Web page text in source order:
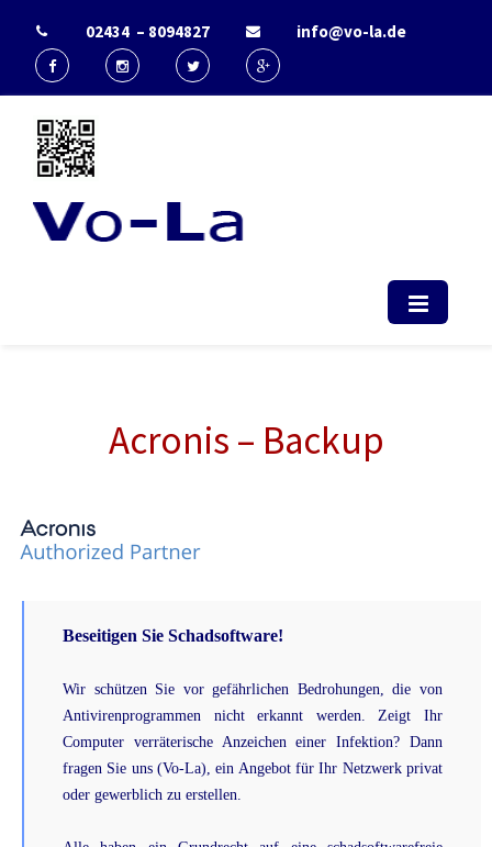
02434 – 8094827 info@vo-la.de
Acronis – Backup
Beseitigen Sie Schadsoftware!
Wir schützen Sie vor gefährlichen Bedrohungen, die von
Antivirenprogrammen nicht erkannt werden. Zeigt Ihr
Computer verräterische Anzeichen einer Infektion? Dann
fragen Sie uns (Vo-La), ein Angebot für Ihr Netzwerk privat
oder gewerblich zu erstellen.